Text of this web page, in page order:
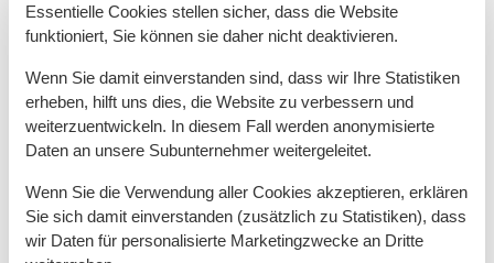
Gesamte Ausstattung
Allg. Ausstattung
Hund erlaubt
Nichtraucher
WLAN
Allgemein
Check-in via Schlüsselsafe
Ebenerdig
Essentielle Cookies stellen sicher, dass die Website
funktioniert, Sie können sie daher nicht deaktivieren.
Wenn Sie damit einverstanden sind, dass wir Ihre Statistiken
erheben, hilft uns dies, die Website zu verbessern und
weiterzuentwickeln. In diesem Fall werden anonymisierte
Daten an unsere Subunternehmer weitergeleitet.
Wenn Sie die Verwendung aller Cookies akzeptieren, erklären
Sie sich damit einverstanden (zusätzlich zu Statistiken), dass
wir Daten für personalisierte Marketingzwecke an Dritte